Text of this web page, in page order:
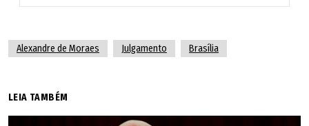
Alexandre de Moraes Julgamento Brasília
LEIA TAMBÉM